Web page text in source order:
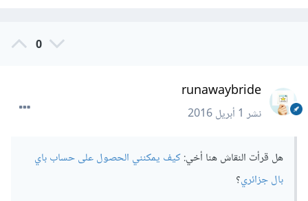
0
runawaybride
نشر1 أبريل 2016
هل قرأت النقاش هنا أخي:كيف يمكنني الحصول على حساب باي
بال جزائري؟